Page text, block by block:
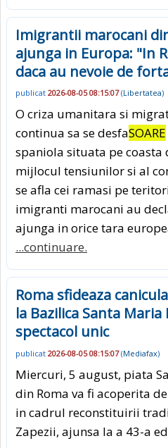
Imigrantii marocani
ajunga in Europa: "In
daca au nevoie de
publicat 2026-08-05 08:15:07(Libertatea)
O criza umanitara si
continua sa se desfaSOARE
spaniola situata pe coasta
mijlocul tensiunilor si al
se afla cei ramasi pe
imigranti marocani au
ajunga in orice tara
...continuare.
Roma sfideaza
la Bazilica Santa
spectacol unic
publicat 2026-08-05 08:15:07(Mediafax)
Miercuri, 5 august, piata
din Roma va fi acoperita
in cadrul reconstituirii
Zapezii, ajunsa la a 43-a